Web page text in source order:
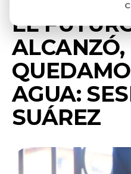
EL
ALCANZÓ,
AGUA:
SUÁREZ